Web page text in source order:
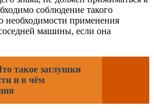
соблюдение такого
необходимости применения
машины, если она
такое заглушки
и в чём